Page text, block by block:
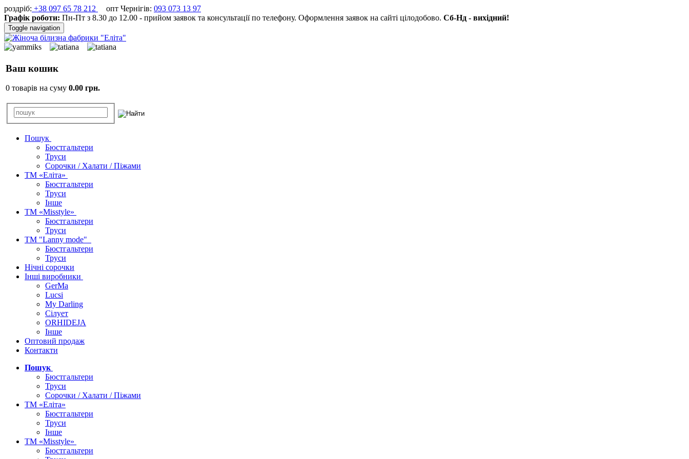
роздріб: +38 097 65 78 212 опт Чернігів: 093 073 13 97
Графік роботи: Пн-Пт з 8.30 до 12.00 - прийом заявок та консультації по телефону. Оформлення заявок на сайті цілодобово. Сб-Нд - вихідний!
Toggle navigation
Ваш кошик
0 товарів на суму 0.00 грн.
Пошук
Бюстгальтери
Труси
Сорочки / Халати / Піжами
ТМ «Еліта»
Бюстгальтери
Труси
Інше
ТМ «Misstyle»
Бюстгальтери
Труси
ТМ "Lanny mode"
Бюстгальтери
Труси
Нічні сорочки
Інші виробники
GerMa
Lucsi
My Darling
Сілует
ORHIDEJA
Інше
Оптовий продаж
Контакти
Пошук
Бюстгальтери
Труси
Сорочки / Халати / Піжами
ТМ «Еліта»
Бюстгальтери
Труси
Інше
ТМ «Misstyle»
Бюстгальтери